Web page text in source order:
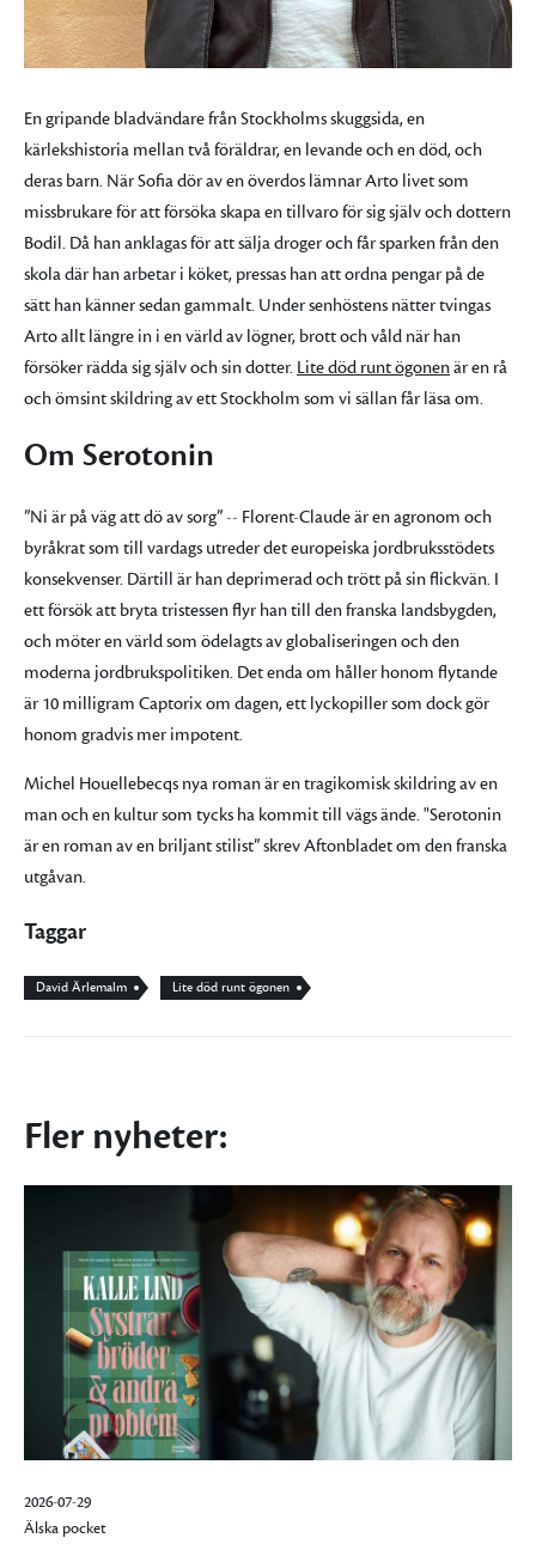
En gripande bladvändare från Stockholms skuggsida, en
kärlekshistoria mellan två föräldrar, en levande och en död, och
deras barn. När Sofia dör av en överdos lämnar Arto livet som
missbrukare för att försöka skapa en tillvaro för sig själv och dottern
Bodil. Då han anklagas för att sälja droger och får sparken från den
skola där han arbetar i köket, pressas han att ordna pengar på de
sätt han känner sedan gammalt. Under senhöstens nätter tvingas
Arto allt längre in i en värld av lögner, brott och våld när han
försöker rädda sig själv och sin dotter. Lite död runt ögonenär en rå
och ömsint skildring av ett Stockholm som vi sällan får läsa om.
Om Serotonin
”Ni är på väg att dö av sorg” -- Florent-Claude är en agronom och
byråkrat som till vardags utreder det europeiska jordbruksstödets
konsekvenser. Därtill är han deprimerad och trött på sin flickvän. I
ett försök att bryta tristessen flyr han till den franska landsbygden,
och möter en värld som ödelagts av globaliseringen och den
moderna jordbrukspolitiken. Det enda om håller honom flytande
är 10 milligram Captorix om dagen, ett lyckopiller som dock gör
honom gradvis mer impotent.
Michel Houellebecqs nya roman är en tragikomisk skildring av en
man och en kultur som tycks ha kommit till vägs ände. "Serotonin
är en roman av en briljant stilist” skrev Aftonbladet om den franska
utgåvan.
Taggar
David Ärlemalm Lite död runt ögonen
Fler nyheter:
2026-07-29
Älska pocket